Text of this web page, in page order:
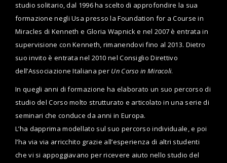
studio solitario, dal 1996 ha scelto di approfondire la sua
formazione negli Usa presso la Foundation for a Course in
Miracles di Kenneth e Gloria Wapnick e nel 2007 è entrata in
supervisione con Kenneth, rimanendovi fino al 2013. Dietro
suo invito è entrata nel 2010 nel Consiglio Direttivo
dell’Associazione Italiana per Un Corso in Miracoli.
In quegli anni di formazione ha elaborato un suo percorso di
studio del Corso molto strutturato e articolato in una serie di
seminari che conduce da anni in Europa.
L’ha dapprima modellato sul suo percorso individuale, e poi
l’ha via via arricchito grazie all’esperienza di altri studenti
che vi si appoggiavano per ricevere aiuto nello studio del